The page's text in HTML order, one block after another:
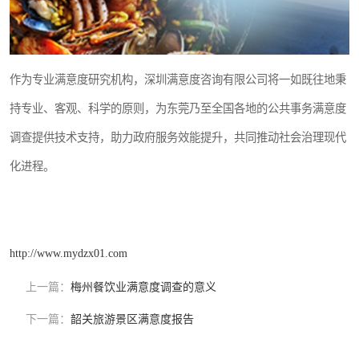
作为专业满意度研究机构，深圳满意度咨询有限公司将一如既往地秉
持专业、客观、科学的原则，为东莞乃至全国各地的公共事务满意度
调查提供技术支持，助力政府服务效能提升，共同推动社会治理现代
化进程。
http://www.mydzx01.com
上一篇： 梅州餐饮业满意度调查的意义
下一篇： 韶关旅游景区满意度报告